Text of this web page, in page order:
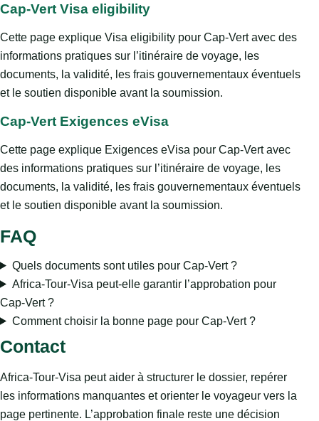
Cap-Vert Visa eligibility
Cette page explique Visa eligibility pour Cap-Vert avec des
informations pratiques sur l’itinéraire de voyage, les
documents, la validité, les frais gouvernementaux éventuels
et le soutien disponible avant la soumission.
Cap-Vert Exigences eVisa
Cette page explique Exigences eVisa pour Cap-Vert avec
des informations pratiques sur l’itinéraire de voyage, les
documents, la validité, les frais gouvernementaux éventuels
et le soutien disponible avant la soumission.
FAQ
Quels documents sont utiles pour Cap-Vert ?
Africa-Tour-Visa peut-elle garantir l’approbation pour
Cap-Vert ?
Comment choisir la bonne page pour Cap-Vert ?
Contact
Africa-Tour-Visa peut aider à structurer le dossier, repérer
les informations manquantes et orienter le voyageur vers la
page pertinente. L’approbation finale reste une décision